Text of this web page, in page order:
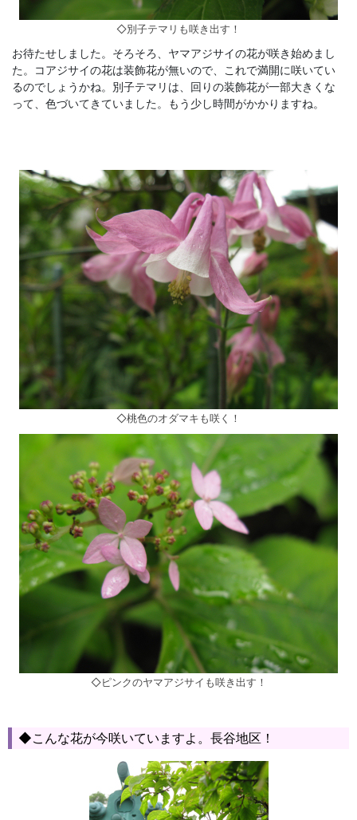
◇別子テマリも咲き出す！
お待たせしました。そろそろ、ヤマアジサイの花が咲き始めまし
た。コアジサイの花は装飾花が無いので、これで満開に咲いてい
るのでしょうかね。別子テマリは、回りの装飾花が一部大きくな
って、色づいてきていました。もう少し時間がかかりますね。
◇桃色のオダマキも咲く！
◇ピンクのヤマアジサイも咲き出す！
◆こんな花が今咲いていますよ。長谷地区！